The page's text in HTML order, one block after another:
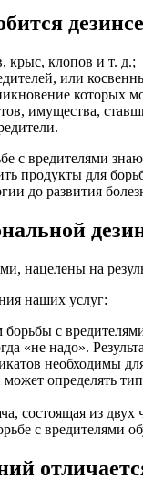
крыс, клопов и т. д.;
или
которых
имущества,
с вредителями
продукты для
до развития
нацелены на
наших услуг:
с
«не надо».
необходимы
определять
состоящая из
с вредителями